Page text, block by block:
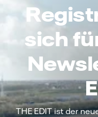
sich
THE EDIT ist der